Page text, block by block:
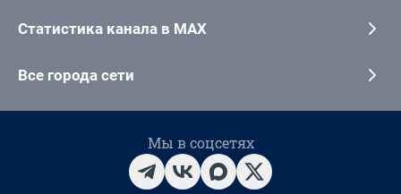
Статистика канала в MAX
Все города сети
Мы в соцсетях